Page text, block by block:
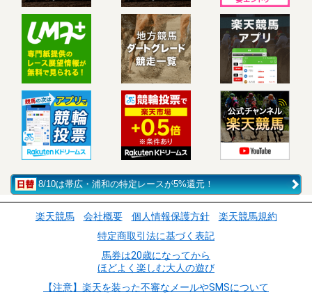
8/10は帯広・浦和の特定レースが5%還元！
楽天競馬 会社概要 個人情報保護方針
楽天競馬規約
特定商取引法に基づく表記
馬券は20歳になってから
ほどよく楽しむ大人の遊び
【注意】楽天を装った不審なメールやSMSについて